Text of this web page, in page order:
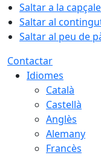
Saltar a la
Saltar al
Saltar al peu de
Contactar
Idiomes
Català
Castellà
Anglès
Alemany
Francès